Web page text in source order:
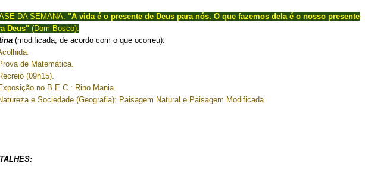
DA SEMANA: "A vida é o presente de Deus para nós. O que fazemos dela é o nosso presente
Deus" (Dom Bosco).
(modificada, de acordo com o que ocorreu):
de Matemática.
(09h15).
no B.E.C.: Rino Mania.
e Sociedade (Geografia): Paisagem Natural e Paisagem Modificada.